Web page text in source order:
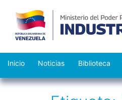
Saltar
al
Inicio Noticias Biblioteca